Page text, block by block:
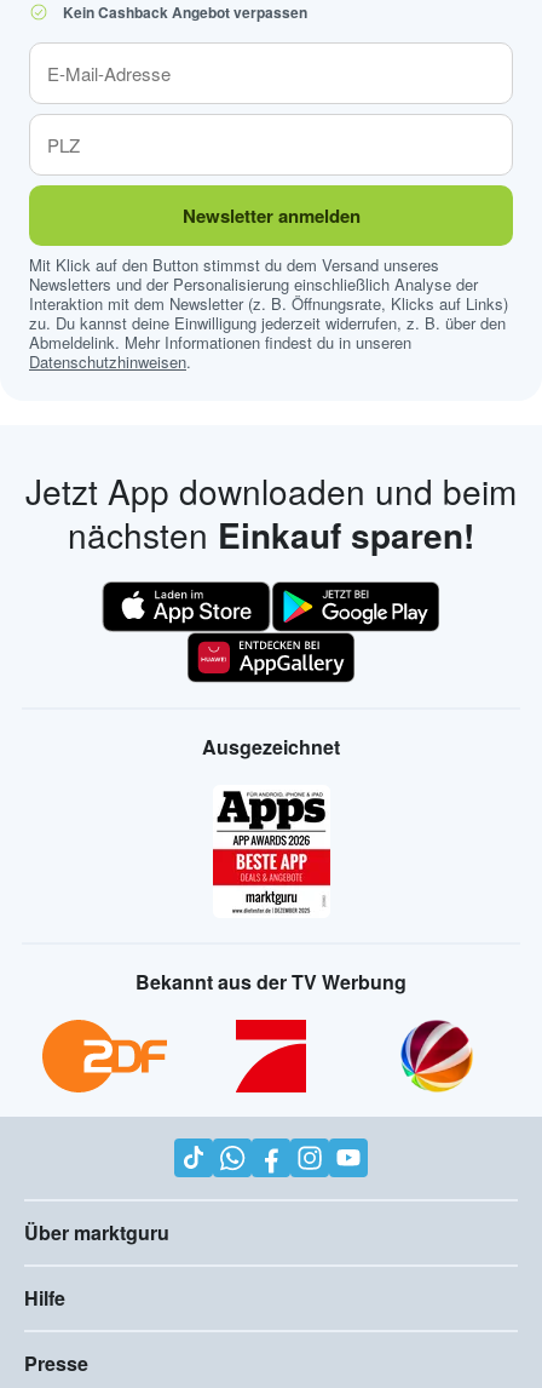
Kein Cashback Angebot verpassen
Newsletter anmelden
Mit Klick auf den Button stimmst du dem Versand unseres
Newsletters und der Personalisierung einschließlich Analyse der
Interaktion mit dem Newsletter (z. B. Öffnungsrate, Klicks auf Links)
zu. Du kannst deine Einwilligung jederzeit widerrufen, z. B. über den
Abmeldelink. Mehr Informationen findest du in unseren
Datenschutzhinweisen.
Jetzt App downloaden und beim
nächsten Einkauf sparen!
Ausgezeichnet
Bekannt aus der TV Werbung
Über marktguru
Hilfe
Presse